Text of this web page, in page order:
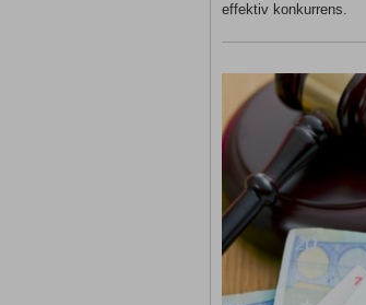
effektiv konkurrens.